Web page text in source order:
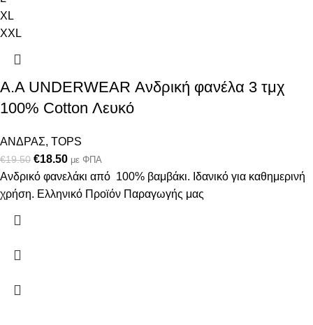
XL
XXL
Α.A UNDERWEAR Ανδρική φανέλα 3 τμχ
100% Cotton Λευκό
ΑΝΔΡΑΣ, TOPS
€19.50 €18.50 με ΦΠΑ
Ανδρικό φανελάκι από 100% βαμβάκι. Ιδανικό για καθημερινή
χρήση. Ελληνικό Προϊόν Παραγωγής μας